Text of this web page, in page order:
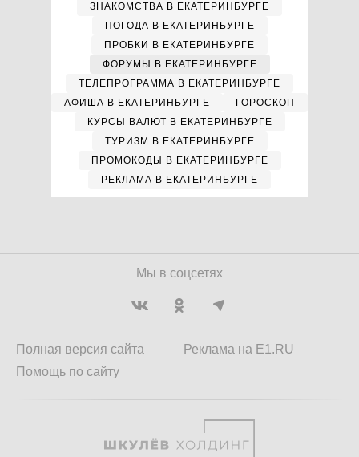
ЗНАКОМСТВА В ЕКАТЕРИНБУРГЕ
ПОГОДА В ЕКАТЕРИНБУРГЕ
ПРОБКИ В ЕКАТЕРИНБУРГЕ
ФОРУМЫ В ЕКАТЕРИНБУРГЕ
ТЕЛЕПРОГРАММА В ЕКАТЕРИНБУРГЕ
АФИША В ЕКАТЕРИНБУРГЕ
ГОРОСКОП
КУРСЫ ВАЛЮТ В ЕКАТЕРИНБУРГЕ
ТУРИЗМ В ЕКАТЕРИНБУРГЕ
ПРОМОКОДЫ В ЕКАТЕРИНБУРГЕ
РЕКЛАМА В ЕКАТЕРИНБУРГЕ
Мы в соцсетях
Полная версия сайта
Помощь по сайту
Реклама на E1.RU